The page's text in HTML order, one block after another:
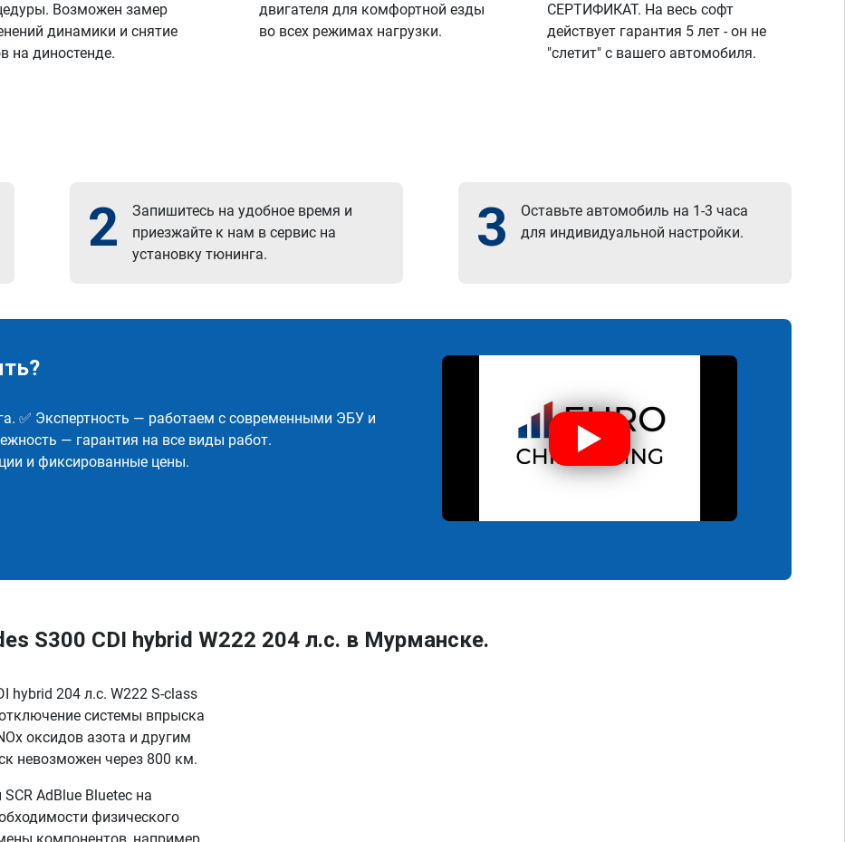
Возможен замер
динамики и снятие
на диностенде.
двигателя для комфортной езды
во всех режимах нагрузки.
СЕРТИФИКАТ. На весь софт
действует гарантия 5 лет - он не
"слетит" с вашего автомобиля.
2
Запишитесь на удобное время и
приезжайте к нам в сервис на
установку тюнинга.
3
Оставьте автомобиль на 1-3 часа
для индивидуальной настройки.
✅ Экспертность — работаем с современными ЭБУ и
— гарантия на все виды работ.
и фиксированные цены.
S300 CDI hybrid W222 204 л.с. в Мурманске.
hybrid 204 л.с. W222 S-class
системы впрыска
оксидов азота и другим
невозможен через 800 км.
AdBlue Bluetec на
физического